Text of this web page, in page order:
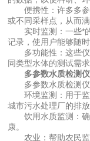
便携性：许多多
或不同采样点，从而
实时监测：一些*
记录，使用户能够随
多功能性：这些
同类型水体的测试需
多参数水质检测
多参数水质检测
环境监测：用于
城市污水处理厂的排放
饮用水质监测：
康。
农业：帮助农民